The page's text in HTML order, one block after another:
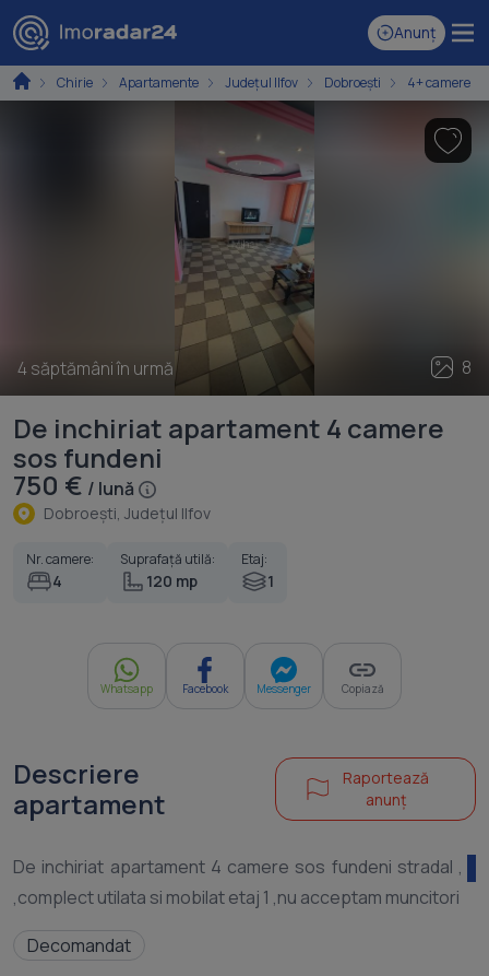
Anunț
Chirie Apartamente Județul Ilfov Dobroești 4+ camere
4 săptămâni în urmă 8
De inchiriat apartament 4 camere
sos fundeni
750 € / lună
Dobroeşti, Judeţul Ilfov
Nr. camere:
4
Suprafață utilă:
120 mp
Etaj:
1
Whatsapp Facebook Messenger Copiază
Descriere
apartament
Raportează
anunț
De inchiriat apartament 4 camere sos fundeni stradal ,
Decomandat